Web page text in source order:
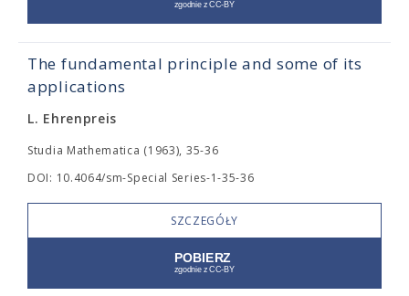
The fundamental principle and some of its
applications
L. Ehrenpreis
Studia Mathematica (1963), 35-36
DOI: 10.4064/sm-Special Series-1-35-36
SZCZEGÓŁY